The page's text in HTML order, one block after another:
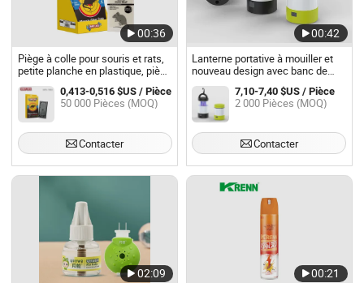
00:36
Piège à colle pour souris et rats,
petite planche en plastique, piège
à colle pour animaux
0,413-0,516 $US / Pièce
50 000 Pièces (MOQ)
Contacter
00:42
Lanterne portative à mouiller et
nouveau design avec banc de
puissance
7,10-7,40 $US / Pièce
2 000 Pièces (MOQ)
Contacter
02:09 00:21